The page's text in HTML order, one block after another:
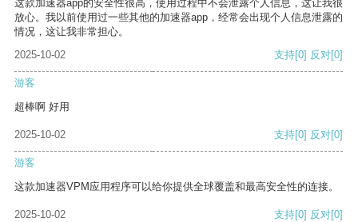
这款加速器app的安全性很高，使用过程中不会泄露个人信息，这让我很
放心。我以前使用过一些其他的加速器app，经常会出现个人信息泄露的
情况，这让我非常担心。
2025-10-02
支持[0] 反对[0]
游客
超棒啊 好用
2025-10-02 支持[0] 反对[0]
游客
这款加速器VPM应用程序可以给你提供全球覆盖和最高安全性的连接。
2025-10-02 支持[0] 反对[0]